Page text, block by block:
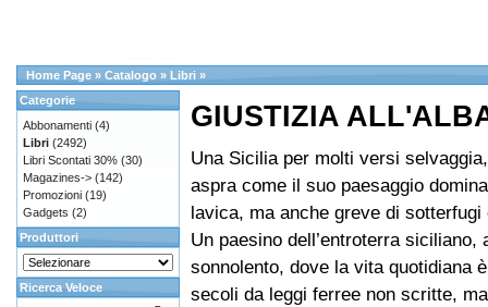
Home Page » Catalogo » Libri »
GIUSTIZIA
Una Sicilia per molti versi
aspra come il suo paesaggio
lavica, ma anche greve di
Un paesino dell’entroterra siciliano,
sonnolento, dove la vita quotidiana
secoli da leggi ferree non scritte,
Categorie
Abbonamenti (4)
Libri (2492)
Libri Scontati 30% (30)
Magazines-> (142)
Promozioni (19)
Gadgets (2)
Produttori
Ricerca Veloce